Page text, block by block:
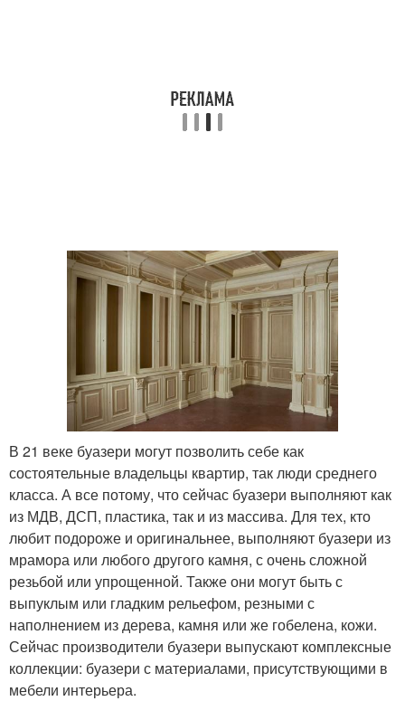
В 21 веке буазери могут позволить себе как
состоятельные владельцы квартир, так люди среднего
класса. А все потому, что сейчас буазери выполняют как
из МДВ, ДСП, пластика, так и из массива. Для тех, кто
любит подороже и оригинальнее, выполняют буазери из
мрамора или любого другого камня, с очень сложной
резьбой или упрощенной. Также они могут быть с
выпуклым или гладким рельефом, резными с
наполнением из дерева, камня или же гобелена, кожи.
Сейчас производители буазери выпускают комплексные
коллекции: буазери с материалами, присутствующими в
мебели интерьера.